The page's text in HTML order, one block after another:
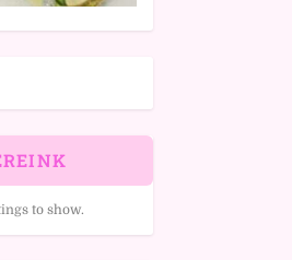
to show.